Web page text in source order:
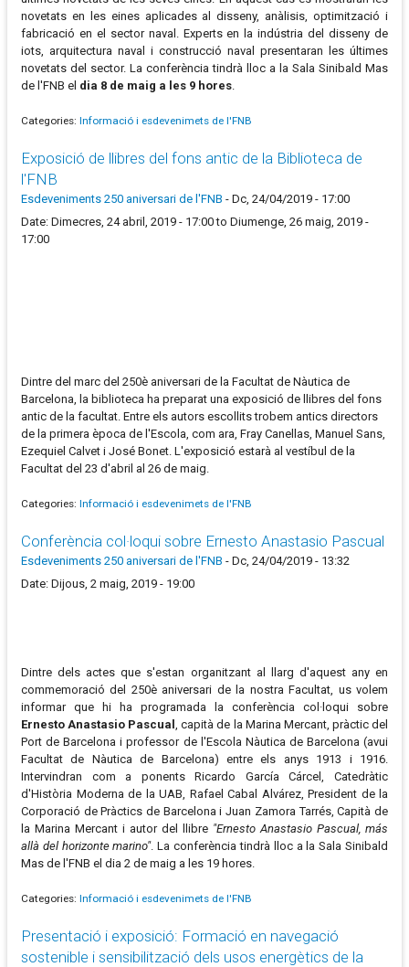
novetats en les eines aplicades al disseny, anàlisis, optimització i
fabricació en el sector naval. Experts en la indústria del disseny de
iots, arquitectura naval i construcció naval presentaran les últimes
novetats del sector. La conferència tindrà lloc a la Sala Sinibald Mas
de l'FNB el dia 8 de maig a les 9 hores.
Categories: Informació i esdevenimets de l'FNB
Exposició de llibres del fons antic de la Biblioteca de
l'FNB
Esdeveniments 250 aniversari de l'FNB - Dc, 24/04/2019 - 17:00
Date: Dimecres, 24 abril, 2019 - 17:00 to Diumenge, 26 maig, 2019 -
17:00
Dintre del marc del 250è aniversari de la Facultat de Nàutica de
Barcelona, la biblioteca ha preparat una exposició de llibres del fons
antic de la facultat. Entre els autors escollits trobem antics directors
de la primera època de l'Escola, com ara, Fray Canellas, Manuel Sans,
Ezequiel Calvet i José Bonet. L'exposició estarà al vestíbul de la
Facultat del 23 d'abril al 26 de maig.
Categories: Informació i esdevenimets de l'FNB
Conferència col·loqui sobre Ernesto Anastasio Pascual
Esdeveniments 250 aniversari de l'FNB - Dc, 24/04/2019 - 13:32
Date: Dijous, 2 maig, 2019 - 19:00
Dintre dels actes que s'estan organitzant al llarg d'aquest any en
commemoració del 250è aniversari de la nostra Facultat, us volem
informar que hi ha programada la conferència col·loqui sobre
Ernesto Anastasio Pascual, capità de la Marina Mercant, pràctic del
Port de Barcelona i professor de l'Escola Nàutica de Barcelona (avui
Facultat de Nàutica de Barcelona) entre els anys 1913 i 1916.
Intervindran com a ponents Ricardo García Cárcel, Catedràtic
d'Història Moderna de la UAB, Rafael Cabal Alvárez, President de la
Corporació de Pràctics de Barcelona i Juan Zamora Tarrés, Capità de
la Marina Mercant i autor del llibre "Ernesto Anastasio Pascual, más
allà del horizonte marino". La conferència tindrà lloc a la Sala Sinibald
Mas de l'FNB el dia 2 de maig a les 19 hores.
Categories: Informació i esdevenimets de l'FNB
Presentació i exposició: Formació en navegació
sostenible i sensibilització dels usos energètics de la